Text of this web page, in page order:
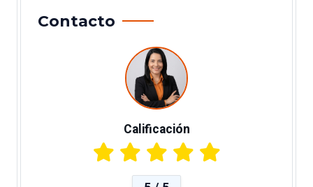
Contacto
Calificación